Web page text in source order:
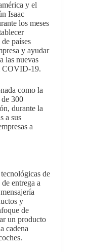
y el
Isaac
los meses
países
y ayudar
las nuevas
COVID-19.
como la
de 300
durante la
a sus
a
de
entrega a
y
de
un producto
cadena